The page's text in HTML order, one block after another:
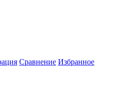
Сравнение Избранное